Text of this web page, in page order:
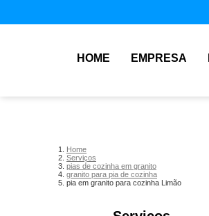
HOME EMPRESA
Home
Serviços
pias de cozinha em granito
granito para pia de cozinha
pia em granito para cozinha Limão